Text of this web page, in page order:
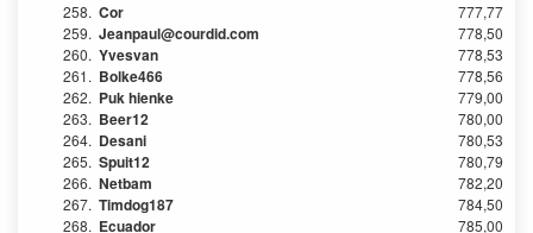
258. Cor
777,77
259. Jeanpaul@courdid.com
778,50
260. Yvesvan
778,53
261. Bolke466
778,56
262. Puk hienke
779,00
263. Beer12
780,00
264. Desani
780,53
265. Spuit12
780,79
266. Netbam
782,20
267. Timdog187
784,50
268. Ecuador
785,00